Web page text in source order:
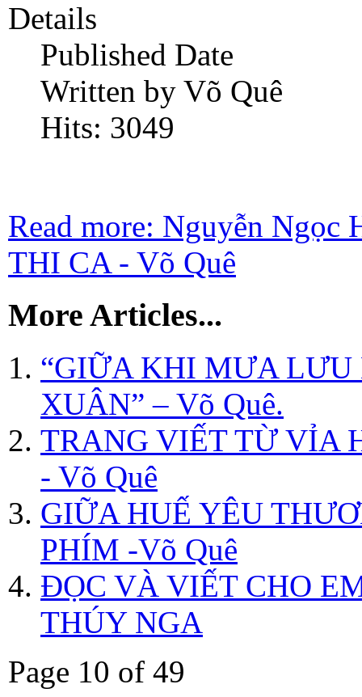
Details
Published Date
Written by Võ Quê
Hits: 3049
Read more: Nguyễn Ngọc
THI CA - Võ Quê
More Articles...
“GIỮA KHI MƯA LƯU
XUÂN” – Võ Quê.
TRANG VIẾT TỪ VỈA
- Võ Quê
GIỮA HUẾ YÊU
PHÍM -Võ Quê
ĐỌC VÀ VIẾT CHO
THÚY NGA
Page 10 of 49